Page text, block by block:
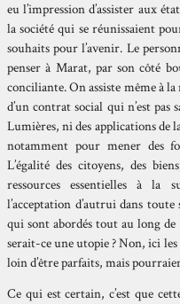
eu l’impression d’assister aux
la société qui se réunissaient
souhaits pour l’avenir. Le
penser à Marat, par son côté
conciliante. On assiste même à
d’un contrat social qui n’est pas
Lumières, ni des applications de
notamment pour mener des
L’égalité des citoyens, des
ressources essentielles à la
l’acceptation d’autrui dans
qui sont abordés tout au long
serait-ce une utopie ? Non, ici
loin d’être parfaits, mais
Ce qui est certain, c’est que